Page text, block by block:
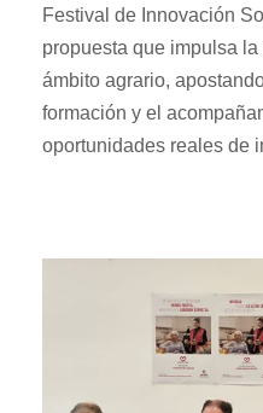
Festival de Innovación
propuesta que impulsa
ámbito agrario,
formación y el
oportunidades reales de